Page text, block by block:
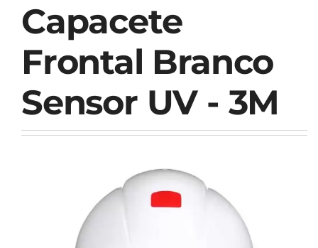
Capacete
Frontal Branco
Sensor UV - 3M